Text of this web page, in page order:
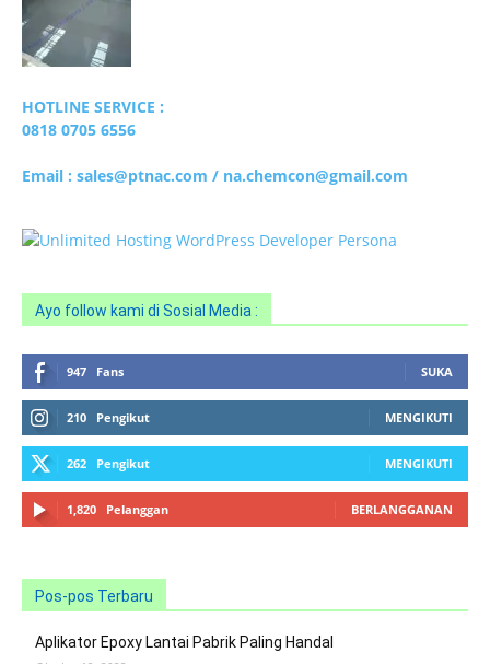
HOTLINE SERVICE :
0818 0705 6556
Email : sales@ptnac.com / na.chemcon@gmail.com
Ayo follow kami di Sosial Media :
947 Fans SUKA
210 Pengikut MENGIKUTI
262 Pengikut MENGIKUTI
1,820 Pelanggan BERLANGGANAN
Pos-pos Terbaru
Aplikator Epoxy Lantai Pabrik Paling Handal